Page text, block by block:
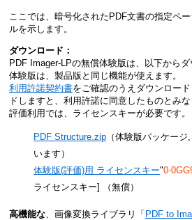
ここでは、暗号化されたPDF文書の指定ペ
ルを示します。
ダウンロード：
PDF Imager-LPの無償体験版は、以下から
体験版は、製品版と同じ機能が使えます。
利用許諾契約書をご確認のうえダウンロー
ドしますと、利用許諾に同意したものとみな
評価利用では、ライセンスキーが必要です。
PDF Structure.zip （体験版パッケー
います）
体験版(評価)用 ライセンスキー"0-
ライセンスキー]
（無償）
高機能な 、画像変換ライブラリ「 PDF to